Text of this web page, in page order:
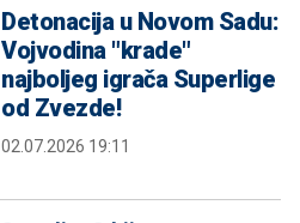
Detonacija u Novom Sadu:
Vojvodina "krade"
najboljeg igrača Superlige
od Zvezde!
02.07.2026 19:11